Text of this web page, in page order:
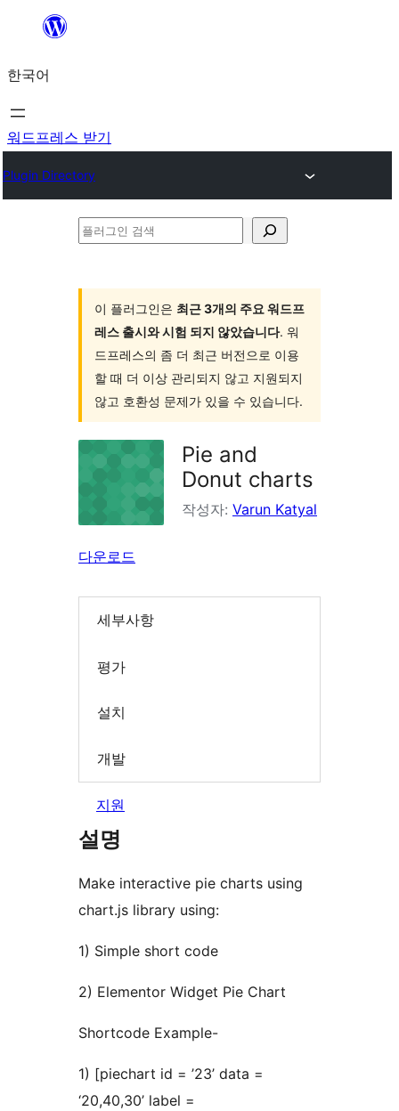
츠
로
바
가
한국어
워드프레스 받기
Plugin Directory
플
이 플러그인은 최근 3개의 주요 워드프
레스 출시와 시험 되지 않았습니다. 워
드프레스의 좀 더 최근 버전으로 이용
할 때 더 이상 관리되지 않고 지원되지
않고 호환성 문제가 있을 수 있습니다.
Pie and
Donut charts
작성자: Varun Katyal
다운로드
세부사항
평가
설치
개발
지원
설명
Make interactive pie charts using
chart.js library using:
1) Simple short code
2) Elementor Widget Pie Chart
Shortcode Example-
1) [piechart id = ’23’ data =
‘20,40,30’ label =